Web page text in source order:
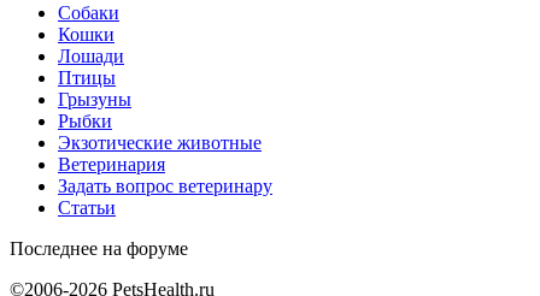
Собаки
Кошки
Лошади
Птицы
Грызуны
Рыбки
Экзотические животные
Ветеринария
Задать вопрос ветеринару
Статьи
Последнее на форуме
©2006-2026 PetsHealth.ru